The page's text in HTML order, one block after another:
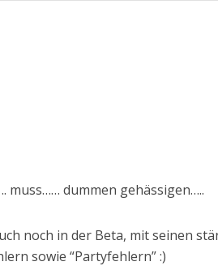
muss…… dummen gehässigen…..
noch in der Beta, mit seinen
sowie “Partyfehlern” :)